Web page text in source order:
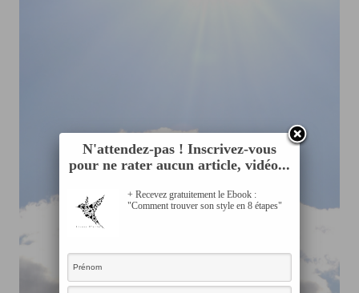
N'attendez-pas ! Inscrivez-vous
pour ne rater aucun article, vidéo...
+ Recevez gratuitement le Ebook :
"Comment trouver son style en 8 étapes"